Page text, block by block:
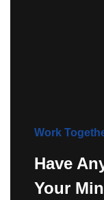
Work
Have
Your